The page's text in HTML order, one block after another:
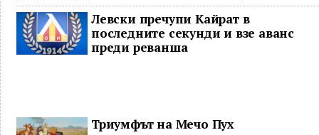
Левски пречупи Кайрат в
последните секунди и взе аванс
преди реванша
Триумфът на Мечо Пух